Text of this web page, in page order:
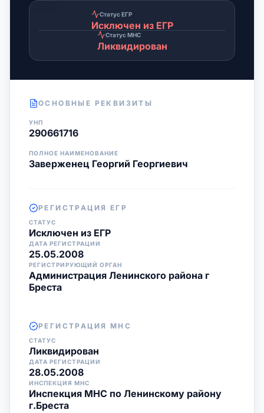
Статус ЕГР
Исключен из ЕГР
Статус МНС
Ликвидирован
ОСНОВНЫЕ РЕКВИЗИТЫ
УНП
290661716
ПОЛНОЕ НАИМЕНОВАНИЕ
Заверженец Георгий Георгиевич
РЕГИСТРАЦИЯ ЕГР
СТАТУС
Исключен из ЕГР
ДАТА РЕГИСТРАЦИИ
25.05.2008
РЕГИСТРИРУЮЩИЙ ОРГАН
Администрация Ленинского района г
Бреста
РЕГИСТРАЦИЯ МНС
СТАТУС
Ликвидирован
ДАТА РЕГИСТРАЦИИ
28.05.2008
ИНСПЕКЦИЯ МНС
Инспекция МНС по Ленинскому району
г.Бреста